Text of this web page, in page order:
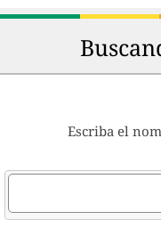
Escriba el